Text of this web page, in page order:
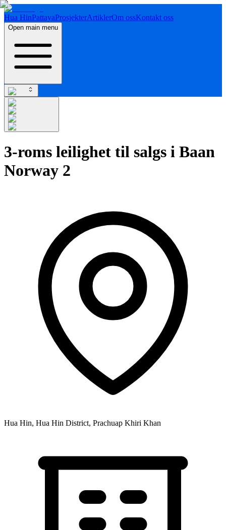
Hua HinPattayaProsjekterArtiklerOm ossKontakt oss
Open main menu
3-roms leilighet til salgs i Baan
Norway 2
Hua Hin, Hua Hin District, Prachuap Khiri Khan